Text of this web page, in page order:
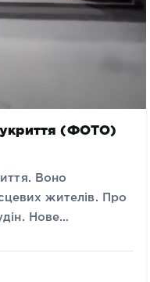
укриття (ФОТО)
Воно
жителів. Про
Нове…